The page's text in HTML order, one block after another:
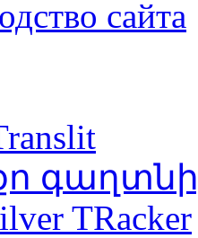
сайта
TRacker